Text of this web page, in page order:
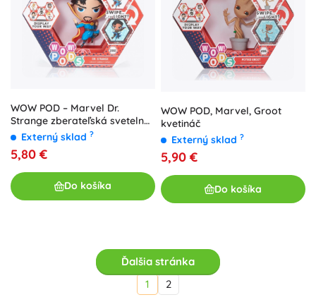
WOW POD – Marvel Dr.
Strange zberateľská svetelná
figúrka
Externý sklad ?
5,80 €
Do košíka
WOW POD, Marvel, Groot
kvetináč
Externý sklad ?
5,90 €
Do košíka
Ďalšia stránka
1
2